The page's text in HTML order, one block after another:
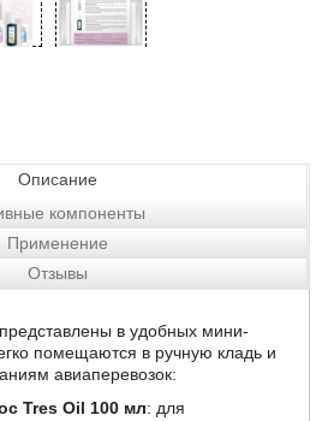
Описание
компоненты
Применение
Отзывы
в удобных мини-
помещаются в ручную кладь и
авиаперевозок:
Tres Oil 100 мл: для